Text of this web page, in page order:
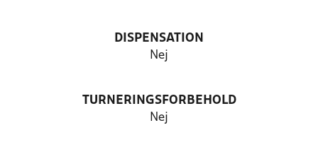
DISPENSATION
Nej
TURNERINGSFORBEHOLD
Nej